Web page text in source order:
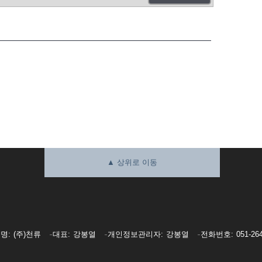
▲ 상위로 이동
(주)천류 대표 강봉열 개인정보관리자 강봉열 전화번호 051-